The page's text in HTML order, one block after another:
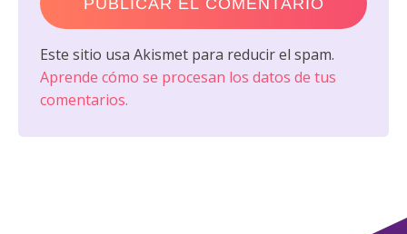
Este sitio usa Akismet para reducir el spam.
Aprende cómo se procesan los datos de tus
comentarios.